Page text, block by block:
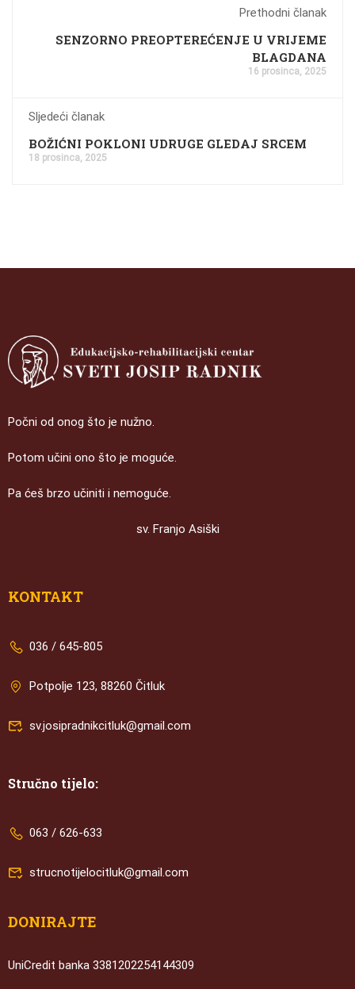
Prethodni članak
SENZORNO PREOPTEREĆENJE U VRIJEME
BLAGDANA
16 prosinca, 2025
Sljedeći članak
BOŽIĆNI POKLONI UDRUGE GLEDAJ SRCEM
18 prosinca, 2025
Počni od onog što je nužno.
Potom učini ono što je moguće.
Pa ćeš brzo učiniti i nemoguće.
sv. Franjo Asiški
KONTAKT
036 / 645-805
Potpolje 123, 88260 Čitluk
sv.josipradnikcitluk@gmail.com
Stručno tijelo:
063 / 626-633
strucnotijelocitluk@gmail.com
DONIRAJTE
UniCredit banka 3381202254144309